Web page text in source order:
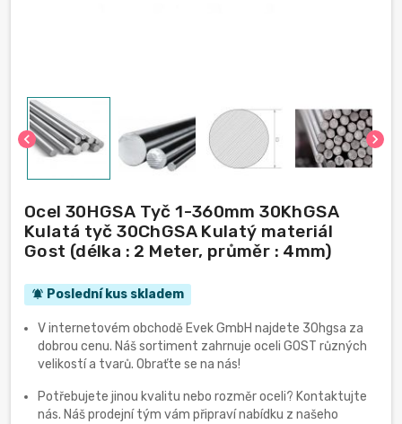
chevron_left chevron_right
Ocel 30HGSA Tyč 1-360mm 30KhGSA
Kulatá tyč 30ChGSA Kulatý materiál
Gost (délka : 2 Meter, průměr : 4mm)
notifications_active Poslední kus skladem
V internetovém obchodě Evek GmbH najdete 30hgsa za
dobrou cenu. Náš sortiment zahrnuje oceli GOST různých
velikostí a tvarů. Obraťte se na nás!
Potřebujete jinou kvalitu nebo rozměr oceli? Kontaktujte
nás. Náš prodejní tým vám připraví nabídku z našeho